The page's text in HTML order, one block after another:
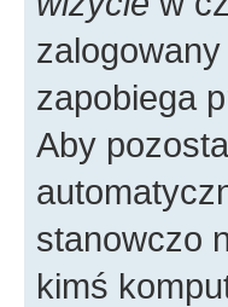
zapobiega
Aby
stanowczo
kimś